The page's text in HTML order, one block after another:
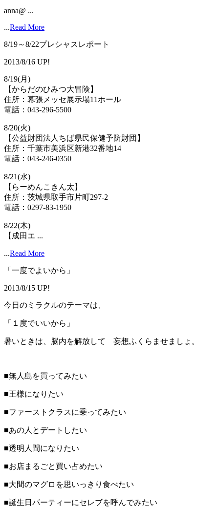
anna@ ...
...Read More
8/19～8/22プレシャスレポート
2013/8/16 UP!
8/19(月)
【からだのひみつ大冒険】
住所：幕張メッセ展示場11ホール
電話：043-296-5500
8/20(火)
【公益財団法人ちば県民保健予防財団】
住所：千葉市美浜区新港32番地14
電話：043-246-0350
8/21(水)
【らーめんこきん太】
住所：茨城県取手市片町297-2
電話：0297-83-1950
8/22(木)
【成田エ ...
...Read More
「一度でよいから」
2013/8/15 UP!
今日のミラクルのテーマは、
「１度でいいから」
暑いときは、脳内を解放して 妄想ふくらませましょ。
■無人島を買ってみたい
■王様になりたい
■ファーストクラスに乗ってみたい
■あの人とデートしたい
■透明人間になりたい
■お店まるごと買い占めたい
■大間のマグロを思いっきり食べたい
■誕生日パーティーにセレブを呼んでみたい